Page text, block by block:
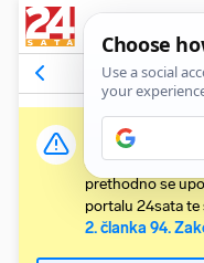
Komentari
Važna
Svaki korisnik
prethodno se
portalu 24sata te
2. članka 94.